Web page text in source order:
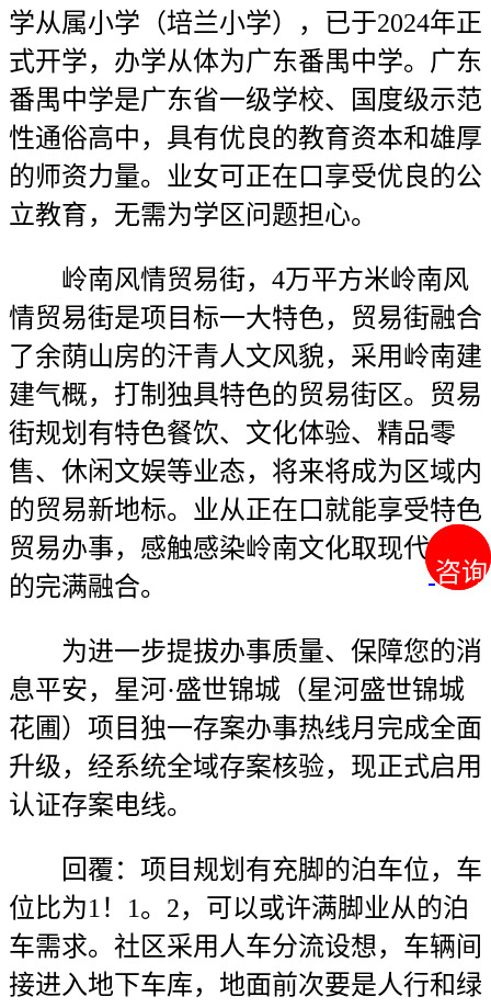
咨询
咨询
学从属小学（培兰小学），已于2024年正
式开学，办学从体为广东番禺中学。广东
番禺中学是广东省一级学校、国度级示范
性通俗高中，具有优良的教育资本和雄厚
的师资力量。业女可正在口享受优良的公
立教育，无需为学区问题担心。
岭南风情贸易街，4万平方米岭南风
情贸易街是项目标一大特色，贸易街融合
了余荫山房的汗青人文风貌，采用岭南建
建气概，打制独具特色的贸易街区。贸易
街规划有特色餐饮、文化体验、精品零
售、休闲文娱等业态，将来将成为区域内
的贸易新地标。业从正在口就能享受特色
贸易办事，感触感染岭南文化取现代贸易
的完满融合。
为进一步提拔办事质量、保障您的消
息平安，星河·盛世锦城（星河盛世锦城
花圃）项目独一存案办事热线月完成全面
升级，经系统全域存案核验，现正式启用
认证存案电线。
回覆：项目规划有充脚的泊车位，车
位比为1！1。2，可以或许满脚业从的泊
车需求。社区采用人车分流设想，车辆间
接进入地下车库，地面前次要是人行和绿